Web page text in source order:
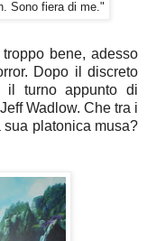
Sono fiera di me."
bene, adesso
Dopo il discreto
turno appunto di
Wadlow. Che tra i
platonica musa?